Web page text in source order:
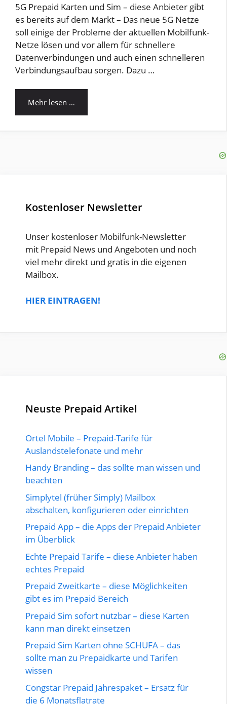
5G Prepaid Karten und Sim – diese Anbieter gibt
es bereits auf dem Markt – Das neue 5G Netze
soll einige der Probleme der aktuellen Mobilfunk-
Netze lösen und vor allem für schnellere
Datenverbindungen und auch einen schnelleren
Verbindungsaufbau sorgen. Dazu …
Mehr lesen …
Kostenloser Newsletter
Unser kostenloser Mobilfunk-Newsletter
mit Prepaid News und Angeboten und noch
viel mehr direkt und gratis in die eigenen
Mailbox.
HIER EINTRAGEN!
Neuste Prepaid Artikel
Ortel Mobile – Prepaid-Tarife für
Auslandstelefonate und mehr
Handy Branding – das sollte man wissen und
beachten
Simplytel (früher Simply) Mailbox
abschalten, konfigurieren oder einrichten
Prepaid App – die Apps der Prepaid Anbieter
im Überblick
Echte Prepaid Tarife – diese Anbieter haben
echtes Prepaid
Prepaid Zweitkarte – diese Möglichkeiten
gibt es im Prepaid Bereich
Prepaid Sim sofort nutzbar – diese Karten
kann man direkt einsetzen
Prepaid Sim Karten ohne SCHUFA – das
sollte man zu Prepaidkarte und Tarifen
wissen
Congstar Prepaid Jahrespaket – Ersatz für
die 6 Monatsflatrate